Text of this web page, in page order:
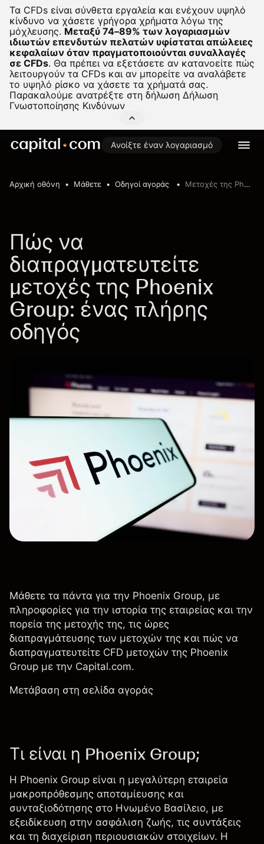
Τα CFDs είναι σύνθετα εργαλεία και ενέχουν υψηλό
κίνδυνο να χάσετε γρήγορα χρήματα λόγω της
μόχλευσης. Μεταξύ 74–89% των λογαριασμών
ιδιωτών επενδυτών πελατών υφίσταται απώλειες
κεφαλαίων όταν πραγματοποιούνται συναλλαγές
σε CFDs. Θα πρέπει να εξετάσετε αν κατανοείτε πώς
λειτουργούν τα CFDs και αν μπορείτε να αναλάβετε
το υψηλό ρίσκο να χάσετε τα χρήματά σας.
Παρακαλούμε ανατρέξτε στη δήλωση Δήλωση
Γνωστοποίησης Κινδύνων
Ανοίξτε έναν λογαριασμό
Αρχική οθόνη Μάθετε Οδηγοί αγοράς Μετοχές της Phoenix Group
Πώς να
διαπραγματευτείτε
μετοχές της Phoenix
Group: ένας πλήρης
οδηγός
Μάθετε τα πάντα για την Phoenix Group, με
πληροφορίες για την ιστορία της εταιρείας και την
πορεία της μετοχής της, τις ώρες
διαπραγμάτευσης των μετοχών της και πώς να
διαπραγματευτείτε CFD μετοχών της Phoenix
Group με την Capital.com.
Μετάβαση στη σελίδα αγοράς
Τι είναι η Phoenix Group;
Η Phoenix Group είναι η μεγαλύτερη εταιρεία
μακροπρόθεσμης αποταμίευσης και
συνταξιοδότησης στο Ηνωμένο Βασίλειο, με
εξειδίκευση στην ασφάλιση ζωής, τις συντάξεις
και τη διαχείριση περιουσιακών στοιχείων. Η